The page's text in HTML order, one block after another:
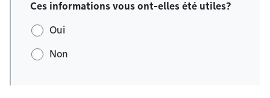
Ces informations vous ont-elles été utiles?
Oui
Non